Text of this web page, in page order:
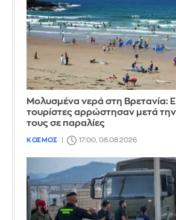
Μολυσμένα νερά στη Βρετανία:
τουρίστες αρρώστησαν μετά
τους σε παραλίες
ΚΟΣΜΟΣ 17:00, 08.08.2026